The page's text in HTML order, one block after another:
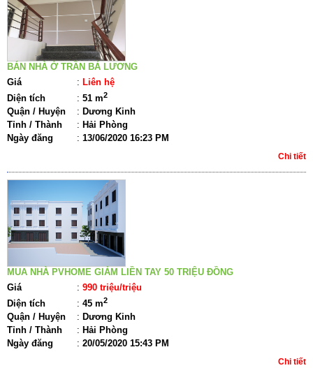
BÁN NHÀ Ở TRẦN BÁ LƯƠNG
Giá
: Liên hệ
Diện tích
: 51 m2
Quận / Huyện : Dương Kinh
Tỉnh / Thành
: Hải Phòng
Ngày đăng
: 13/06/2020 16:23 PM
Chi tiết
MUA NHÀ PVHOME GIẢM LIỀN TAY 50 TRIỆU ĐỒNG
Giá
: 990 triệu/triệu
Diện tích
: 45 m2
Quận / Huyện : Dương Kinh
Tỉnh / Thành
: Hải Phòng
Ngày đăng
: 20/05/2020 15:43 PM
Chi tiết